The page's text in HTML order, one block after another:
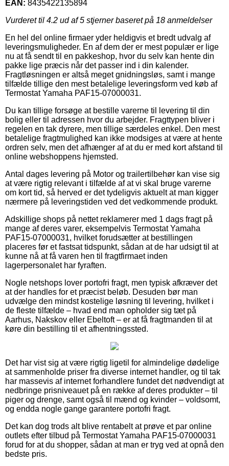
EAN: 8435422135894
Vurderet til 4.2 ud af 5 stjerner baseret på 18 anmeldelser
En hel del online firmaer yder heldigvis et bredt udvalg af
leveringsmuligheder. En af dem der er mest populær er lige
nu at få sendt til en pakkeshop, hvor du selv kan hente din
pakke lige præcis når det passer ind i din kalender.
Fragtløsningen er altså meget gnidningsløs, samt i mange
tilfælde tillige den mest betalelige leveringsform ved køb af
Termostat Yamaha PAF15-07000031.
Du kan tillige forsøge at bestille varerne til levering til din
bolig eller til adressen hvor du arbejder. Fragttypen bliver i
regelen en tak dyrere, men tillige særdeles enkel. Den mest
betalelige fragtmulighed kan ikke modsiges at være at hente
ordren selv, men det afhænger af at du er med kort afstand til
online webshoppens hjemsted.
Antal dages levering på Motor og trailertilbehør kan vise sig
at være rigtig relevant i tilfælde af at vi skal bruge varerne
om kort tid, så herved er det tydeligvis aktuelt at man kigger
nærmere på leveringstiden ved det vedkommende produkt.
Adskillige shops på nettet reklamerer med 1 dags fragt på
mange af deres varer, eksempelvis Termostat Yamaha
PAF15-07000031, hvilket forudsætter at bestillingen
placeres før et fastsat tidspunkt, sådan at de har udsigt til at
kunne nå at få varen hen til fragtfirmaet inden
lagerpersonalet har fyraften.
Nogle netshops lover portofri fragt, men typisk afkræver det
at der handles for et præcist beløb. Desuden bør man
udvælge den mindst kostelige løsning til levering, hvilket i
de fleste tilfælde – hvad end man opholder sig tæt på
Aarhus, Nakskov eller Ebeltoft – er at få fragtmanden til at
køre din bestilling til et afhentningssted.
Det har vist sig at være rigtig ligetil for almindelige dødelige
at sammenholde priser fra diverse internet handler, og til tak
har massevis af internet forhandlere fundet det nødvendigt at
nedbringe prisniveauet på en række af deres produkter – til
piger og drenge, samt også til mænd og kvinder – voldsomt,
og endda nogle gange garantere portofri fragt.
Det kan dog trods alt blive rentabelt at prøve et par online
outlets efter tilbud på Termostat Yamaha PAF15-07000031
forud for at du shopper, sådan at man er tryg ved at opnå den
bedste pris.